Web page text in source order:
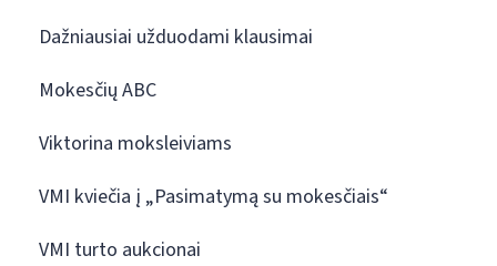
Dažniausiai užduodami klausimai
Mokesčių ABC
Viktorina moksleiviams
VMI kviečia į „Pasimatymą su mokesčiais“
VMI turto aukcionai